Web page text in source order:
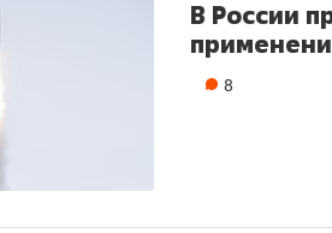
В России
8